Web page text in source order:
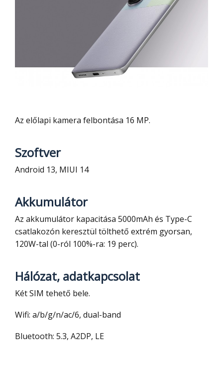
Az előlapi kamera felbontása 16 MP.
Szoftver
Android 13, MIUI 14
Akkumulátor
Az akkumulátor kapacitása 5000mAh és Type-C
csatlakozón keresztül tölthető extrém gyorsan,
120W-tal (0-ról 100%-ra: 19 perc).
Hálózat, adatkapcsolat
Két SIM tehető bele.
Wifi: a/b/g/n/ac/6, dual-band
Bluetooth: 5.3, A2DP, LE